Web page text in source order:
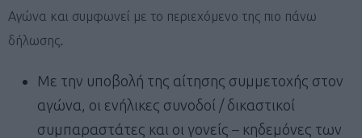
Αγώνα και συμφωνεί με το περιεχόμενο της πιο πάνω
δήλωσης.
Με την υποβολή της αίτησης συμμετοχής στον
αγώνα, οι ενήλικες συνοδοί / δικαστικοί
συμπαραστάτες και οι γονείς – κηδεμόνες των